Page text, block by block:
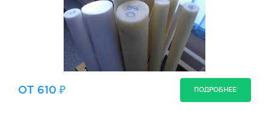
ОТ 610 ₽ ПОДРОБНЕЕ